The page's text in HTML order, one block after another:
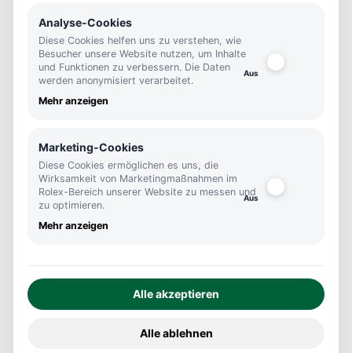
FooterKontakt
Kutter 1825
Königstraße 46
70173 Stuttgart
info@kutter1825.de
+0711 290460
Öffnungszeiten
10:00 - 18:45
10:00 - 16:00
Analyse-Cookies
Diese Cookies helfen uns zu verstehen, wie
Besucher unsere Website nutzen, um Inhalte
und Funktionen zu verbessern. Die Daten
werden anonymisiert verarbeitet.
Mehr anzeigen
Marketing-Cookies
Diese Cookies ermöglichen es uns, die
Wirksamkeit von Marketingmaßnahmen im
Rolex-Bereich unserer Website zu messen und
zu optimieren.
Mehr anzeigen
Alle akzeptieren
Alle ablehnen